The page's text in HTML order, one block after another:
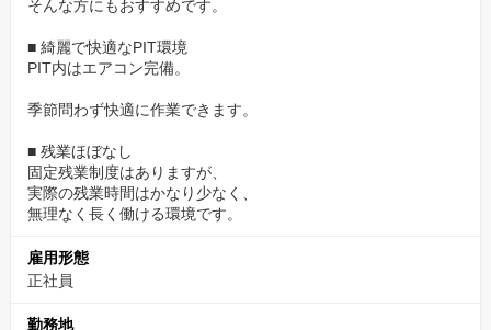
そんな方にもおすすめです。
■ 綺麗で快適なPIT環境
PIT内はエアコン完備。
季節問わず快適に作業できます。
■ 残業ほぼなし
固定残業制度はありますが、
実際の残業時間はかなり少なく、
無理なく長く働ける環境です。
雇用形態
正社員
勤務地